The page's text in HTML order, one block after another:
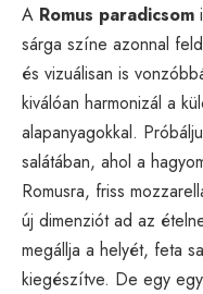
A Romus paradicsom
sárga színe azonnal
és vizuálisan is
kiválóan harmonizál a
alapanyagokkal.
salátában, ahol a
Romusra, friss
új dimenziót ad az
megállja a helyét, feta
kiegészítve. De egy